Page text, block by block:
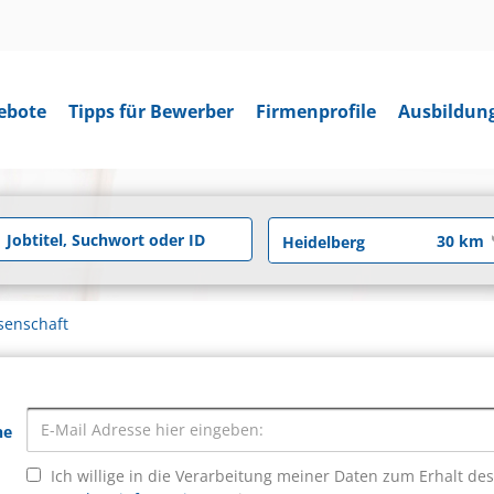
Tipps für Bewerber Firmenprofile
Ich willige in die Verarbeitung meiner Daten zum Erhalt